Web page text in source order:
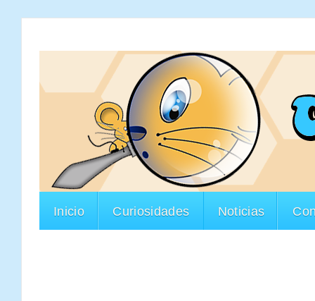
Inicio Curiosidades Noticias